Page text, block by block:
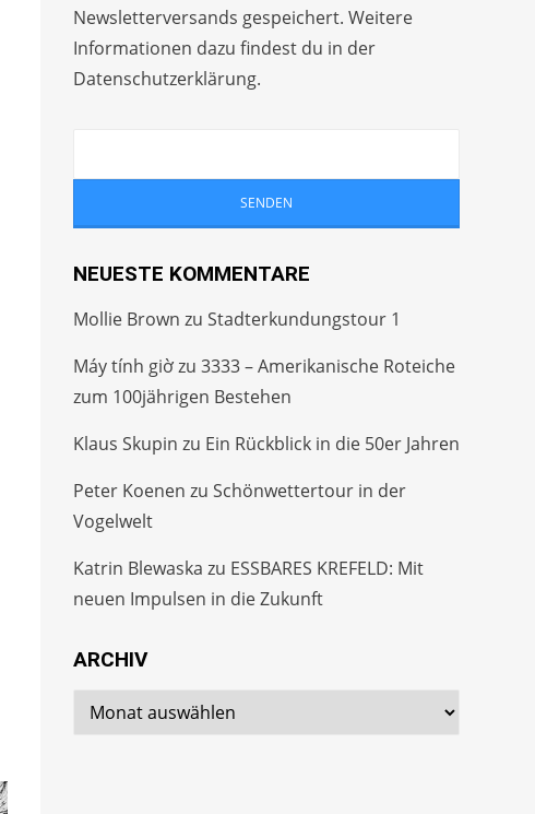
Newsletterversands gespeichert. Weitere
Informationen dazu findest du in der
Datenschutzerklärung.
NEUESTE KOMMENTARE
Mollie Brown zuStadterkundungstour 1
Máy tính giờzu3333 – Amerikanische Roteiche
zum 100jährigen Bestehen
Klaus Skupin zu Ein Rückblick in die 50er Jahren
Peter Koenen zuSchönwettertour in der
Vogelwelt
Katrin Blewaska zu ESSBARES KREFELD: Mit
neuen Impulsen in die Zukunft
ARCHIV
Archiv